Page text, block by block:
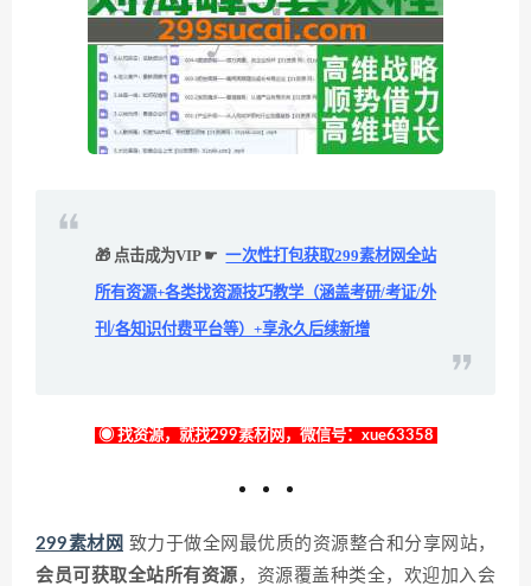
🎁 点击成为VIP ☛ 一次性打包获取299素材网全站
所有资源+各类找资源技巧教学（涵盖考研/考证/外
刊/各知识付费平台等）+享永久后续新增
◉ 找资源，就找299素材网，微信号：xue63358
299素材网 致力于做全网最优质的资源整合和分享网站，
会员可获取全站所有资源 ，资源覆盖种类全，欢迎加入会